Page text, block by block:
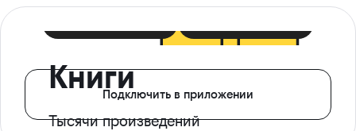
Книги
Тысячи произведений
Подключить в приложении